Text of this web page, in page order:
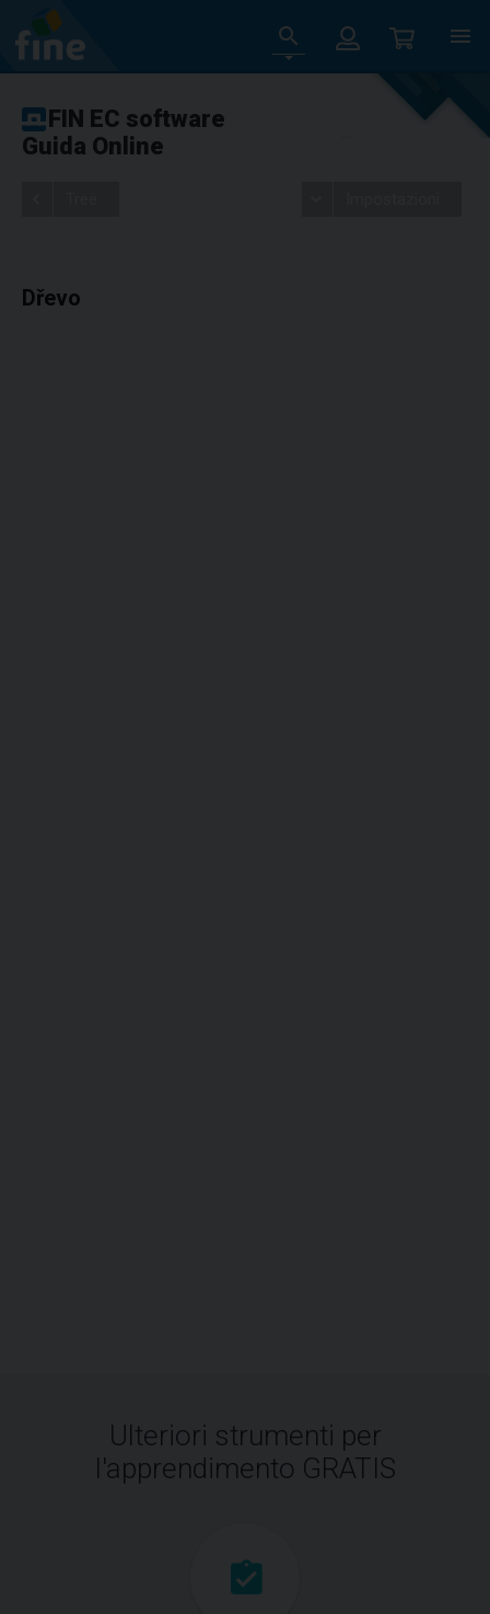
FIN EC software
Guida Online
Dřevo
Ulteriori strumenti per
l'apprendimento GRATIS